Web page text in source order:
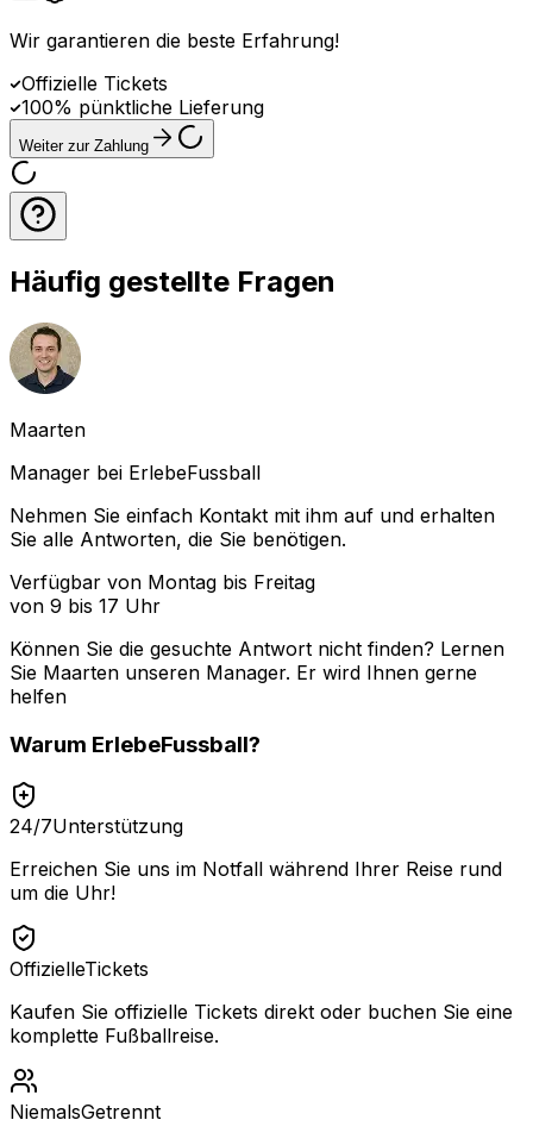
Wir garantieren die beste Erfahrung!
Offizielle Tickets
100% pünktliche Lieferung
Weiter zur Zahlung
Häufig gestellte Fragen
Maarten
Manager bei ErlebeFussball
Nehmen Sie einfach Kontakt mit ihm auf und erhalten
Sie alle Antworten, die Sie benötigen.
Verfügbar von Montag bis Freitag
von 9 bis 17 Uhr
Können Sie die gesuchte Antwort nicht finden? Lernen
Sie Maarten unseren Manager. Er wird Ihnen gerne
helfen
Warum ErlebeFussball?
24/7Unterstützung
Erreichen Sie uns im Notfall während Ihrer Reise rund
um die Uhr!
OffizielleTickets
Kaufen Sie offizielle Tickets direkt oder buchen Sie eine
komplette Fußballreise.
NiemalsGetrennt